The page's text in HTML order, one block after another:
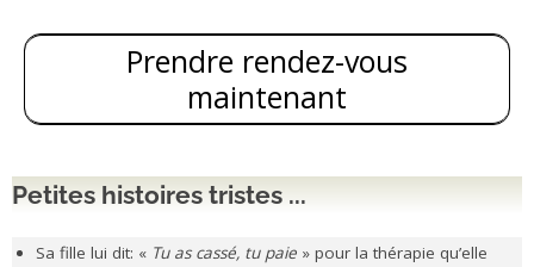
Prendre rendez-vous
maintenant
Petites histoires tristes ...
Sa fille lui dit: « Tu as cassé, tu paie » pour la thérapie qu’elle